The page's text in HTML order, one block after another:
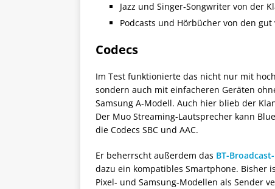
Jazz und Singer‑Songwriter von der
Podcasts und Hörbücher von den
Codecs
Im Test funktionierte das nicht nur mit
sondern auch mit einfacheren Geräten
Samsung A‑Modell. Auch hier blieb der
Der Muo Streaming-Lautsprecher kann
die Codecs SBC und AAC.
Er beherrscht außerdem das BT-
dazu ein kompatibles Smartphone. Bisher
Pixel- und Samsung-Modellen als Sender